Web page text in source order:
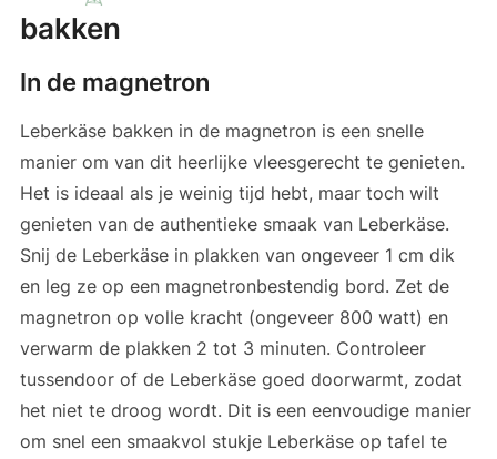
bakken
In de magnetron
Leberkäse bakken in de magnetron is een snelle
manier om van dit heerlijke vleesgerecht te genieten.
Het is ideaal als je weinig tijd hebt, maar toch wilt
genieten van de authentieke smaak van Leberkäse.
Snij de Leberkäse in plakken van ongeveer 1 cm dik
en leg ze op een magnetronbestendig bord. Zet de
magnetron op volle kracht (ongeveer 800 watt) en
verwarm de plakken 2 tot 3 minuten. Controleer
tussendoor of de Leberkäse goed doorwarmt, zodat
het niet te droog wordt. Dit is een eenvoudige manier
om snel een smaakvol stukje Leberkäse op tafel te